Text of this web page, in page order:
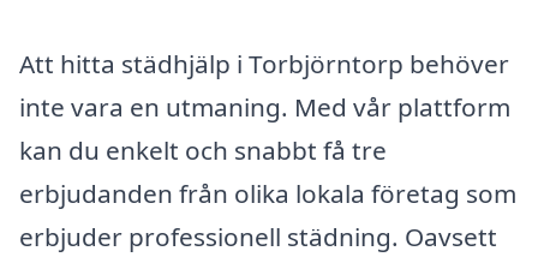
Att hitta städhjälp i Torbjörntorp behöver
inte vara en utmaning. Med vår plattform
kan du enkelt och snabbt få tre
erbjudanden från olika lokala företag som
erbjuder professionell städning. Oavsett